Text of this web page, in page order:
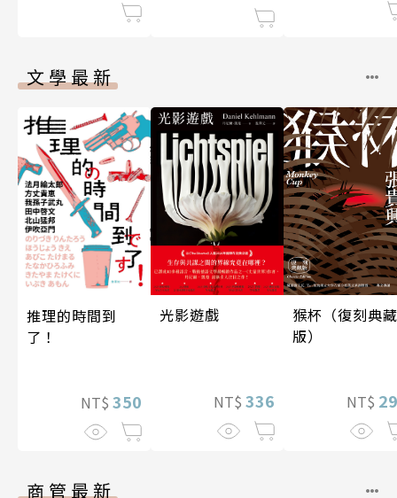
文學最新
推理的時間到
了！
NT$ 350
光影遊戲
NT$ 336
猴杯（復刻典藏
版）
NT$
商管最新